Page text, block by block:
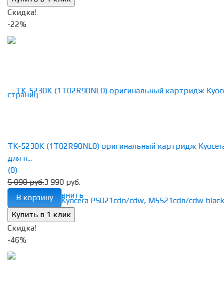
Скидка!
-22%
избранное сравнить
TK-5230K (1T02R90NL0) оригинальный картридж
для п...
(0)
5 090 руб.3 990 руб.
В корзину
Скидка!
-46%